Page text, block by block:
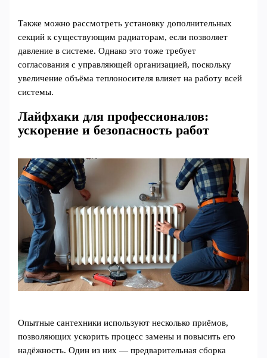
Также можно рассмотреть установку дополнительных
секций к существующим радиаторам, если позволяет
давление в системе. Однако это тоже требует
согласования с управляющей организацией, поскольку
увеличение объёма теплоносителя влияет на работу всей
системы.
Лайфхаки для профессионалов:
ускорение и безопасность работ
Опытные сантехники используют несколько приёмов,
позволяющих ускорить процесс замены и повысить его
надёжность. Один из них — предварительная сборка